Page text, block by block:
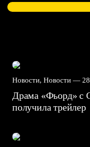
Новости, Новости —
Драма «Фьорд» с
получила трейлер